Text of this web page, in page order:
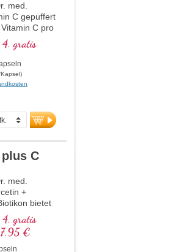
med.
C gepuffert
C pro
ist
und
zu
gratis
C
med.
+
bietet
Kapseln)
und
Vitamin
gratis
€